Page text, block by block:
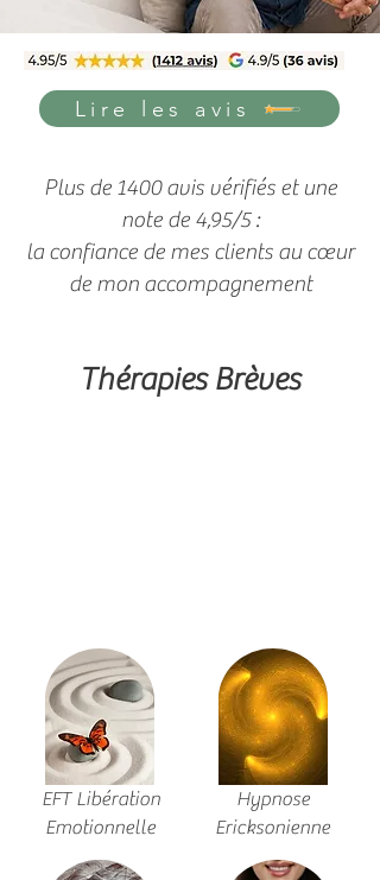
Lire les avis
Plus de 1400 avis vérifiés et une
note de 4,95/5 :
la confiance de mes clients au cœur
de mon accompagnement
Thérapies Brèves
EFT Libération
Emotionnelle
Hypnose
Ericksonienne